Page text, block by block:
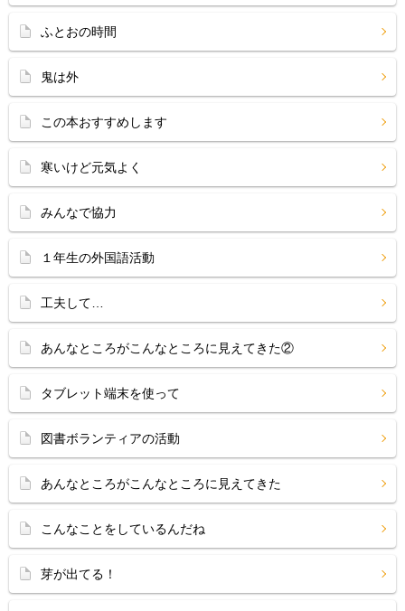
ふとおの時間
鬼は外
この本おすすめします
寒いけど元気よく
みんなで協力
１年生の外国語活動
工夫して…
あんなところがこんなところに見えてきた②
タブレット端末を使って
図書ボランティアの活動
あんなところがこんなところに見えてきた
こんなことをしているんだね
芽が出てる！